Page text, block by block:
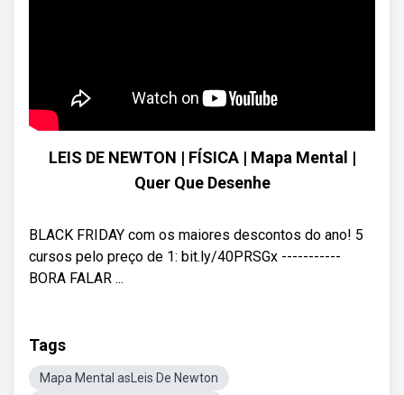
LEIS DE NEWTON | FÍSICA | Mapa Mental |
Quer Que Desenhe
BLACK FRIDAY com os maiores descontos do ano! 5
cursos pelo preço de 1: bit.ly/40PRSGx -----------
BORA FALAR ...
Tags
Mapa Mental asLeis De Newton